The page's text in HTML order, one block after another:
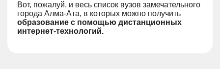
Вот, пожалуй, и весь список вузов замечательного
города Алма-Ата, в которых можно получить
образование с помощью дистанционных
интернет-технологий.